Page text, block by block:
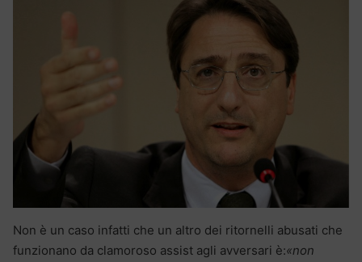
Non è un caso infatti che un altro dei ritornelli abusati che
funzionano da clamoroso assist agli avversari è:«non